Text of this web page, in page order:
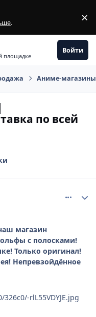
. ×
площадке
Войти
Аниме-магазины
по всей
магазин
с полосками!
Только оригинал!
Непревзойдённое
rlL55VDYJE.jpg